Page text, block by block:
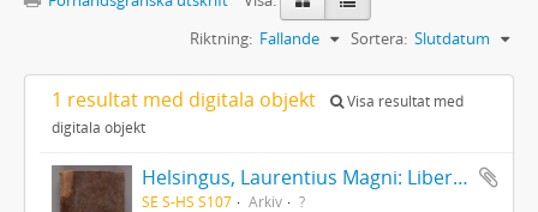
Sortera: Slutdatum
Riktning: Fallande
1 resultat med digitala objekt
Visa resultat med
digitala objekt
Helsingus, Laurentius Magni: Liber antiphonarius
SE S-HS S107 Arkiv ?